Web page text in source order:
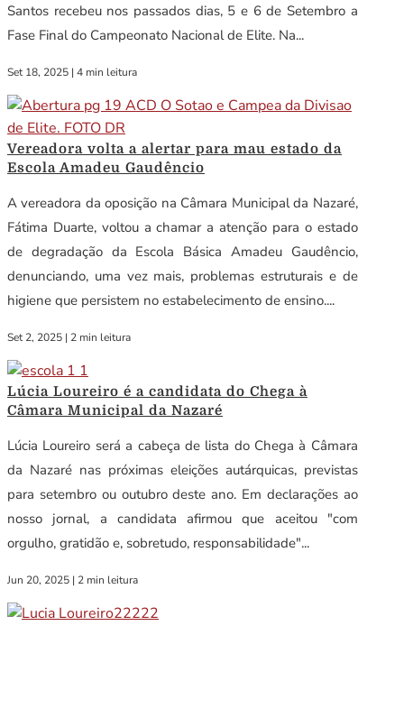
Santos recebeu nos passados dias, 5 e 6 de Setembro a
Fase Final do Campeonato Nacional de Elite. Na...
Set 18, 2025 | 4 min leitura
Vereadora volta a alertar para mau estado da
Escola Amadeu Gaudêncio
A vereadora da oposição na Câmara Municipal da Nazaré,
Fátima Duarte, voltou a chamar a atenção para o estado
de degradação da Escola Básica Amadeu Gaudêncio,
denunciando, uma vez mais, problemas estruturais e de
higiene que persistem no estabelecimento de ensino....
Set 2, 2025 | 2 min leitura
Lúcia Loureiro é a candidata do Chega à
Câmara Municipal da Nazaré
Lúcia Loureiro será a cabeça de lista do Chega à Câmara
da Nazaré nas próximas eleições autárquicas, previstas
para setembro ou outubro deste ano. Em declarações ao
nosso jornal, a candidata afirmou que aceitou "com
orgulho, gratidão e, sobretudo, responsabilidade"...
Jun 20, 2025 | 2 min leitura